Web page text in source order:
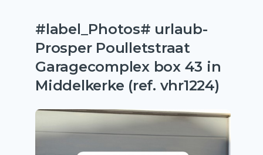
#label_Photos# urlaub-
Prosper Poulletstraat
Garagecomplex box 43 in
Middelkerke (ref. vhr1224)